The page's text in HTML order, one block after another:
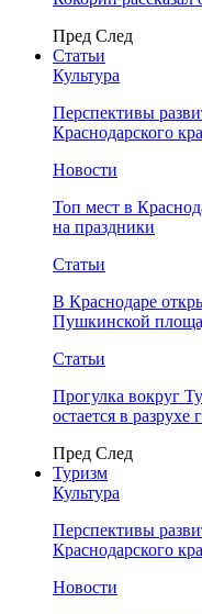
Пред След
Статьи
Культура
Перспективы
Краснодарского
Новости
Топ мест в
на праздники
Статьи
В Краснодаре
Пушкинской
Статьи
Прогулка вокруг
остается в
Пред След
Туризм
Культура
Перспективы
Краснодарского
Новости